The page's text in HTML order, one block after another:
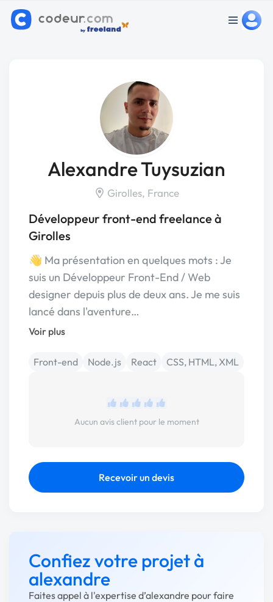
Alexandre Tuysuzian
Girolles, France
Développeur front-end freelance à
Girolles
👋 Ma présentation en quelques mots : Je
suis un Développeur Front-End / Web
designer depuis plus de deux ans. Je me suis
lancé dans l'aventure…
Voir plus
Front-end Node.js React CSS, HTML, XML
Aucun avis client pour le moment
Recevoir un devis
Confiez votre projet à
alexandre
Faites appel à l'expertise d’alexandre pour faire